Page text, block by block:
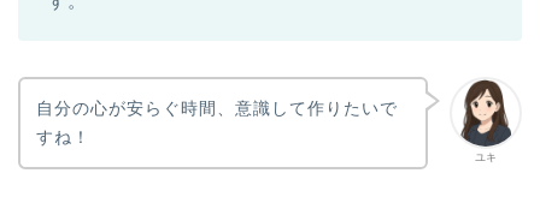
ユキ
自分の心が安らぐ時間、意識して作りたいで
すね！